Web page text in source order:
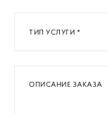
ТИП УСЛУГИ *
ОПИСАНИЕ ЗАКАЗА